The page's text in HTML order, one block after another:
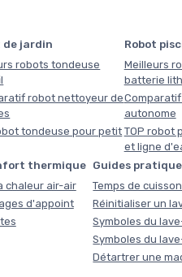
de jardin
robots tondeuse
robot nettoyeur de
tondeuse pour petit
Robot
Meilleurs
batterie
autonome
TOP robot
et ligne
thermique
chaleur air-air
d'appoint
Guides
Temps de
Réinitialiser un
Symboles du
Symboles du
Détartrer une